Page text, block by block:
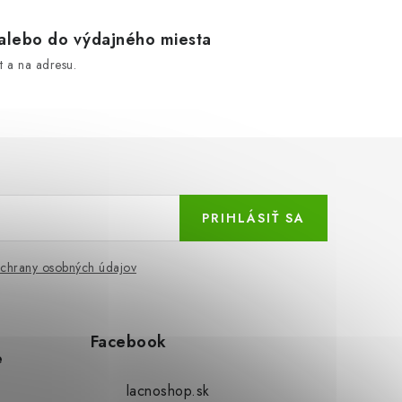
do výdajného miesta
na adresu.
osobných údajov
PRIHLÁSIŤ SA
Facebook
lacnoshop.sk